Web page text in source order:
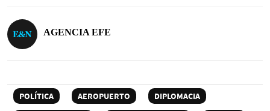
AGENCIA EFE
POLÍTICA AEROPUERTO
DIPLOMACIA